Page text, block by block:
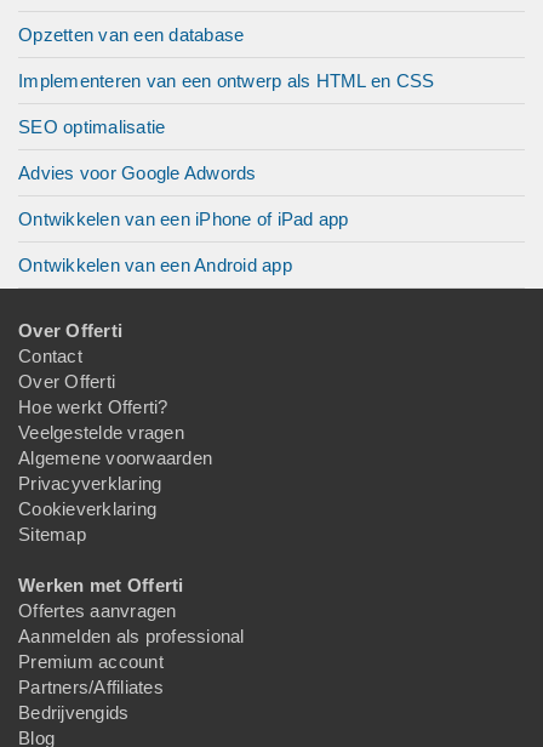
Opzetten van een database
Implementeren van een ontwerp als HTML en CSS
SEO optimalisatie
Advies voor Google Adwords
Ontwikkelen van een iPhone of iPad app
Ontwikkelen van een Android app
Over Offerti
Contact
Over Offerti
Hoe werkt Offerti?
Veelgestelde vragen
Algemene voorwaarden
Privacyverklaring
Cookieverklaring
Sitemap
Werken met Offerti
Offertes aanvragen
Aanmelden als professional
Premium account
Partners/Affiliates
Bedrijvengids
Blog